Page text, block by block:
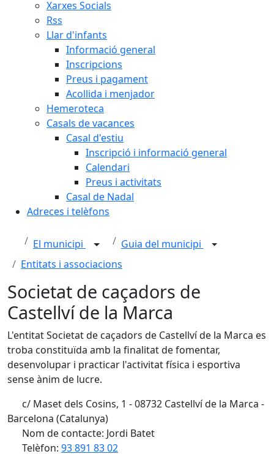
Xarxes Socials
Rss
Llar d'infants
Informació general
Inscripcions
Preus i pagament
Acollida i menjador
Hemeroteca
Casals de vacances
Casal d'estiu
Inscripció i informació general
Calendari
Preus i activitats
Casal de Nadal
Adreces i telèfons
El municipi
Guia del municipi
Entitats i associacions
Societat de caçadors de
Castellví de la Marca
L'entitat Societat de caçadors de Castellví de la Marca es
troba constituïda amb la finalitat de fomentar,
desenvolupar i practicar l'activitat física i esportiva
sense ànim de lucre.
c/ Maset dels Cosins, 1 - 08732 Castellví de la Marca -
Barcelona (Catalunya)
Nom de contacte: Jordi Batet
Telèfon: 93 891 83 02